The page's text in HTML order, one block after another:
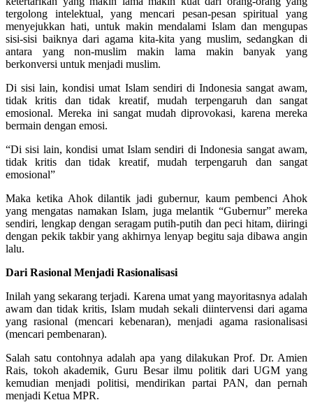
tergolong intelektual, yang mencari pesan-pesan spiritual yang
menyejukkan hati, untuk makin mendalami Islam dan mengupas
sisi-sisi baiknya dari agama kita-kita yang muslim, sedangkan di
antara yang non-muslim makin lama makin banyak yang
berkonversi untuk menjadi muslim.
Di sisi lain, kondisi umat Islam sendiri di Indonesia sangat awam,
tidak kritis dan tidak kreatif, mudah terpengaruh dan sangat
emosional. Mereka ini sangat mudah diprovokasi, karena mereka
bermain dengan emosi.
“Di sisi lain, kondisi umat Islam sendiri di Indonesia sangat awam,
tidak kritis dan tidak kreatif, mudah terpengaruh dan sangat
emosional”
Maka ketika Ahok dilantik jadi gubernur, kaum pembenci Ahok
yang mengatas namakan Islam, juga melantik “Gubernur” mereka
sendiri, lengkap dengan seragam putih-putih dan peci hitam, diiringi
dengan pekik takbir yang akhirnya lenyap begitu saja dibawa angin
lalu.
Dari Rasional Menjadi Rasionalisasi
Inilah yang sekarang terjadi. Karena umat yang mayoritasnya adalah
awam dan tidak kritis, Islam mudah sekali diintervensi dari agama
yang rasional (mencari kebenaran), menjadi agama rasionalisasi
(mencari pembenaran).
Salah satu contohnya adalah apa yang dilakukan Prof. Dr. Amien
Rais, tokoh akademik, Guru Besar ilmu politik dari UGM yang
kemudian menjadi politisi, mendirikan partai PAN, dan pernah
menjadi Ketua MPR.